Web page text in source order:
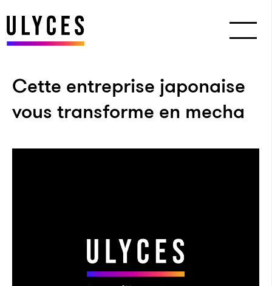
Cette entreprise japonaise
vous transforme en mecha